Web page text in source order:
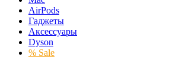
AirPods
Гаджеты
Аксессуары
Dyson
% Sale